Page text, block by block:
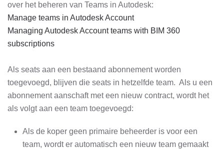
over het beheren van Teams in Autodesk:
Manage teams in Autodesk Account
Managing Autodesk Account teams with BIM 360
subscriptions
Als seats aan een bestaand abonnement worden
toegevoegd, blijven die seats in hetzelfde team. Als u een
abonnement aanschaft met een nieuw contract, wordt het
als volgt aan een team toegevoegd:
Als de koper geen primaire beheerder is voor een
team, wordt er automatisch een nieuw team gemaakt